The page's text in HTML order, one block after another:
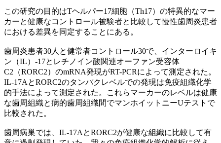
この研究の目的はTヘルパー17細胞（Th17）の特異的なマー
カーと健康なコントロール被験者と比較して慢性歯周炎患者
における差異を同定することにある。
歯周炎患者30人と健常者コントロール30で、インターロイキ
ン（IL）-17とレチノイン酸関連オーファン受容体
C2（RORC2）のmRNA発現がRT-PCRによって測定された。
IL-17AとRORC2のタンパクレベルでの発現は免疫組織化学
的手法によって測定された。これらマーカーのレベルは健康
な歯周組織と病的歯周組織間でマンホイットニーUテストで
比較された。
歯周病巣では、IL-17AとRORC2が健康な組織に比較して有